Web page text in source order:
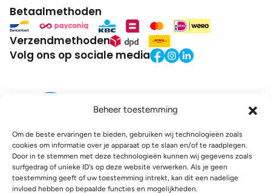
Beheer toestemming
Om de beste ervaringen te bieden, gebruiken wij technologieën zoals
cookies om informatie over je apparaat op te slaan en/of te raadplegen.
Door in te stemmen met deze technologieën kunnen wij gegevens zoals
surfgedrag of unieke ID's op deze website verwerken. Als je geen
toestemming geeft of uw toestemming intrekt, kan dit een nadelige
invloed hebben op bepaalde functies en mogelijkheden.
Betaalmethoden
Verzendmethoden
Volg ons op sociale media
BTW: BE0771.941.935
© 2025 DroneDepot. Alle rechten voorbehouden.